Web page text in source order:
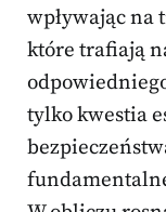
wpływając na
które trafiają
tylko kwestia